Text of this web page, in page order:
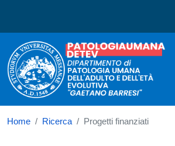
Dipartimento di
Home Ricerca Progetti finanziati